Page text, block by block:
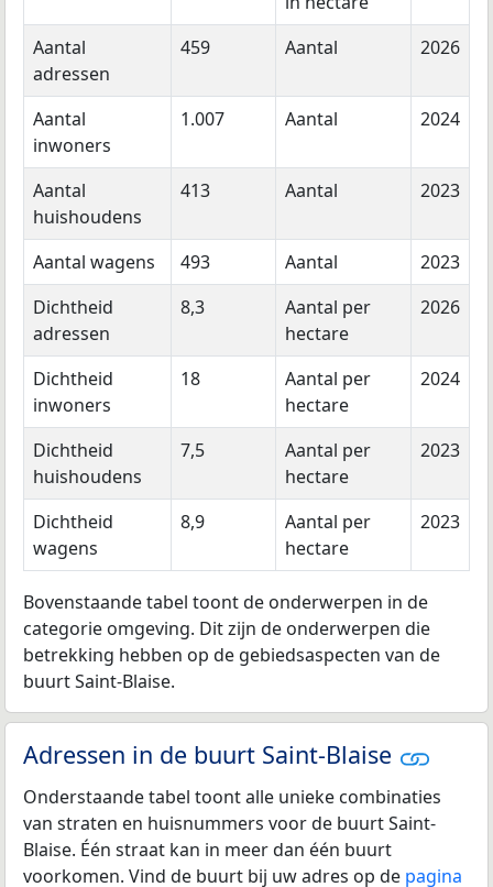
Aantal
adressen
459 Aantal 2026
Aantal
inwoners
1.007 Aantal 2024
Aantal
huishoudens
413 Aantal 2023
Aantal wagens 493 Aantal
2023
Dichtheid
adressen
8,3
Aantal per
hectare
2026
Dichtheid
inwoners
18
Aantal per
hectare
2024
Dichtheid
huishoudens
7,5
Aantal per
hectare
2023
Dichtheid
wagens
8,9
Aantal per
hectare
2023
Bovenstaande tabel toont de onderwerpen in de
categorie omgeving. Dit zijn de onderwerpen die
betrekking hebben op de gebiedsaspecten van de
buurt Saint-Blaise.
Adressen in de buurt Saint-Blaise
Onderstaande tabel toont alle unieke combinaties
van straten en huisnummers voor de buurt Saint-
Blaise. Één straat kan in meer dan één buurt
voorkomen. Vind de buurt bij uw adres op de pagina